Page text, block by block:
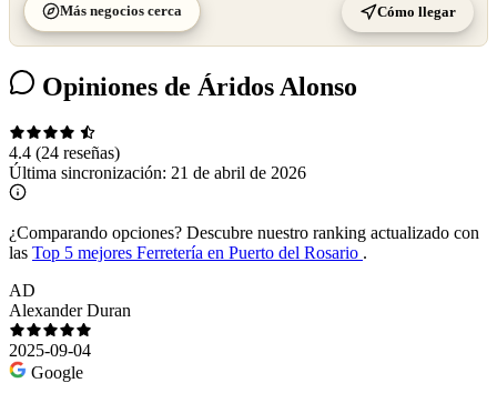
Más negocios cerca Cómo llegar
Opiniones de Áridos Alonso
4.4 (24 reseñas)
Última sincronización: 21 de abril de 2026
¿Comparando opciones? Descubre nuestro ranking actualizado con
las Top 5 mejores Ferretería en Puerto del Rosario .
AD
Alexander Duran
2025-09-04
Google